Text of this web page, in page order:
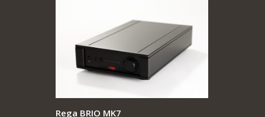
Rega BRIO MK7